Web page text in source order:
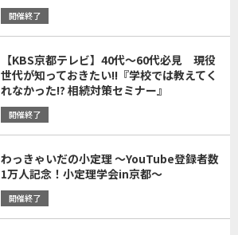
開催終了
【KBS京都テレビ】40代～60代必見 現役
世代が知っておきたい!!『学校では教えてく
れなかった!? 相続対策セミナー』
開催終了
わっきゃいだの小定理 ～YouTube登録者数
1万人記念！小定理学会in京都～
開催終了